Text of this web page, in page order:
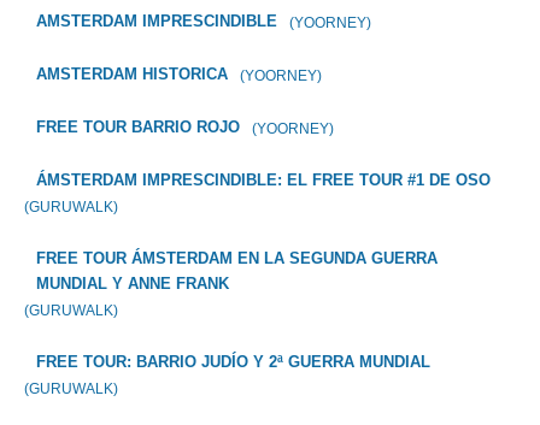
AMSTERDAM IMPRESCINDIBLE (YOORNEY)
AMSTERDAM HISTORICA (YOORNEY)
FREE TOUR BARRIO ROJO (YOORNEY)
ÁMSTERDAM IMPRESCINDIBLE: EL FREE TOUR #1 DE OSO
(GURUWALK)
FREE TOUR ÁMSTERDAM EN LA SEGUNDA GUERRA
MUNDIAL Y ANNE FRANK
(GURUWALK)
FREE TOUR: BARRIO JUDÍO Y 2ª GUERRA MUNDIAL
(GURUWALK)